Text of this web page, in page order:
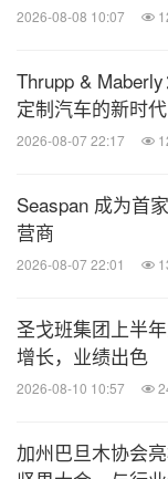
此外，水星海事
耐威克、华生科
宝等众多品牌齐
烈！
新朋友新气象
"Matchmaking
的合作，为海外
2026-08-08 10:07
Thrupp &
定制汽车的新时代
2026-08-07 22:17
Seaspan 成为首
营商
2026-08-07 22:01
圣戈班集团上半
增长，业绩出色
2026-08-10 10:57
加州巴旦木协会